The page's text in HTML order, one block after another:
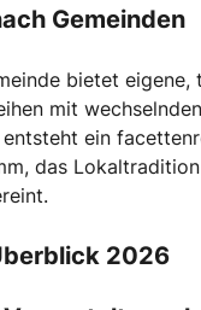
Gemeinden
bietet eigene,
mit
entsteht ein
das
2026